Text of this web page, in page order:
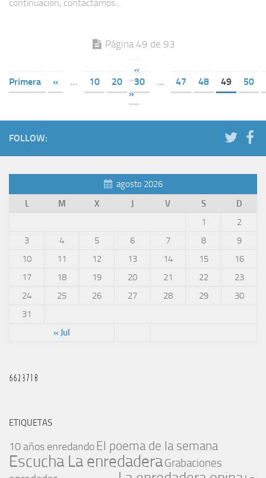
continuación, contactamos...
Página 49 de 93
«
Primera
« ... 10 20 30 ... 47 48 49
50
»
FOLLOW:
agosto 2026
L
M X J V S D
« Jul
1
2
3
4 5 6 7 8
9
10
11 12 13 14 15
16
17
18 19 20 21 22
23
24
25 26 27 28 29
30
31
ETIQUETAS
10 años enredando El poema de la semana
Escucha La enredaderaGrabaciones